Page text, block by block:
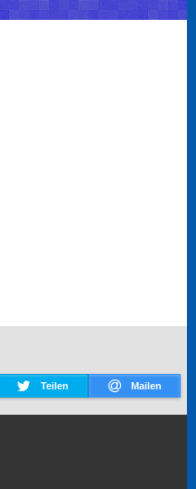
Teilen Mailen